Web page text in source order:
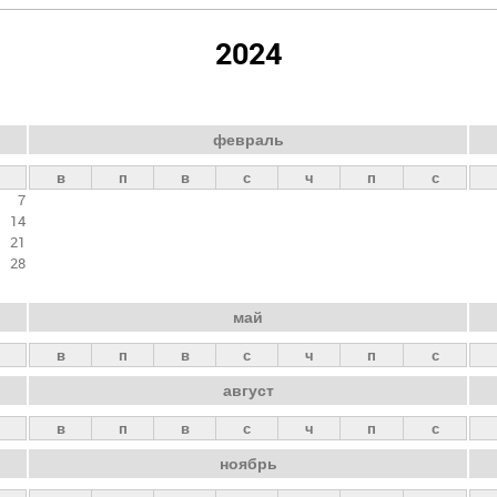
2024
7
14
21
28
февраль
в п в с ч п с
май
в п в с ч п с
август
в п в с ч п с
ноябрь